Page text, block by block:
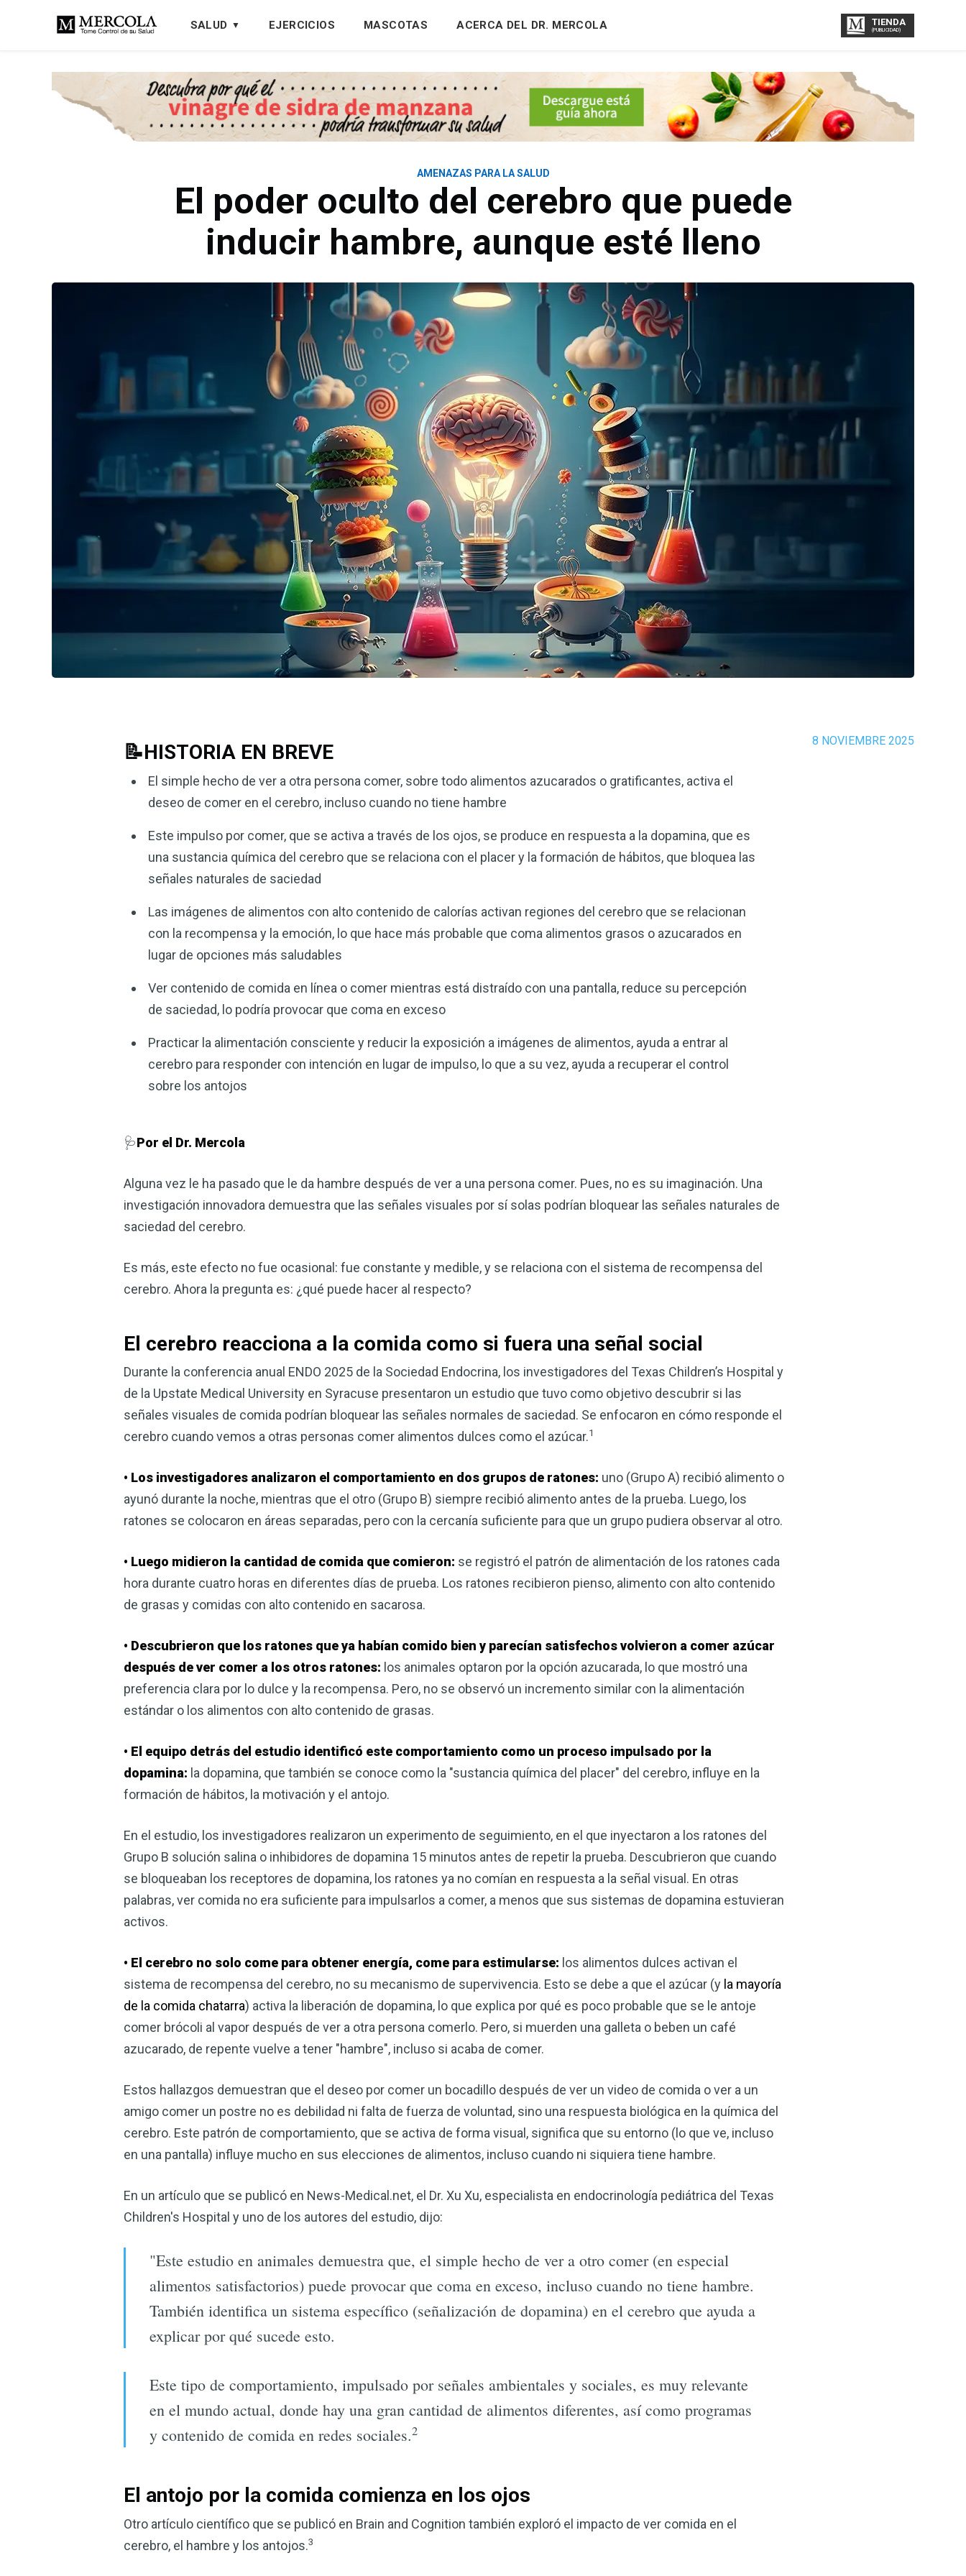
SALUD EJERCICIOS MASCOTAS ACERCA DEL DR. MERCOLA TIENDA
(PUBLICIDAD)
AMENAZAS PARA LA SALUD
El poder oculto del cerebro que puede
inducir hambre, aunque esté lleno
8 NOVIEMBRE 2025
📝HISTORIA EN BREVE
El simple hecho de ver a otra persona comer, sobre todo alimentos azucarados o gratificantes, activa el
deseo de comer en el cerebro, incluso cuando no tiene hambre
Este impulso por comer, que se activa a través de los ojos, se produce en respuesta a la dopamina, que es
una sustancia química del cerebro que se relaciona con el placer y la formación de hábitos, que bloquea las
señales naturales de saciedad
Las imágenes de alimentos con alto contenido de calorías activan regiones del cerebro que se relacionan
con la recompensa y la emoción, lo que hace más probable que coma alimentos grasos o azucarados en
lugar de opciones más saludables
Ver contenido de comida en línea o comer mientras está distraído con una pantalla, reduce su percepción
de saciedad, lo podría provocar que coma en exceso
Practicar la alimentación consciente y reducir la exposición a imágenes de alimentos, ayuda a entrar al
cerebro para responder con intención en lugar de impulso, lo que a su vez, ayuda a recuperar el control
sobre los antojos
🩺Por el Dr. Mercola
Alguna vez le ha pasado que le da hambre después de ver a una persona comer. Pues, no es su imaginación. Una
investigación innovadora demuestra que las señales visuales por sí solas podrían bloquear las señales naturales de
saciedad del cerebro.
Es más, este efecto no fue ocasional: fue constante y medible, y se relaciona con el sistema de recompensa del
cerebro. Ahora la pregunta es: ¿qué puede hacer al respecto?
El cerebro reacciona a la comida como si fuera una señal social
Durante la conferencia anual ENDO 2025 de la Sociedad Endocrina, los investigadores del Texas Children’s Hospital y
de la Upstate Medical University en Syracuse presentaron un estudio que tuvo como objetivo descubrir si las
señales visuales de comida podrían bloquear las señales normales de saciedad. Se enfocaron en cómo responde el
cerebro cuando vemos a otras personas comer alimentos dulces como el azúcar.1
• Los investigadores analizaron el comportamiento en dos grupos de ratones: uno (Grupo A) recibió alimento o
ayunó durante la noche, mientras que el otro (Grupo B) siempre recibió alimento antes de la prueba. Luego, los
ratones se colocaron en áreas separadas, pero con la cercanía suficiente para que un grupo pudiera observar al otro.
• Luego midieron la cantidad de comida que comieron: se registró el patrón de alimentación de los ratones cada
hora durante cuatro horas en diferentes días de prueba. Los ratones recibieron pienso, alimento con alto contenido
de grasas y comidas con alto contenido en sacarosa.
• Descubrieron que los ratones que ya habían comido bien y parecían satisfechos volvieron a comer azúcar
después de ver comer a los otros ratones: los animales optaron por la opción azucarada, lo que mostró una
preferencia clara por lo dulce y la recompensa. Pero, no se observó un incremento similar con la alimentación
estándar o los alimentos con alto contenido de grasas.
• El equipo detrás del estudio identificó este comportamiento como un proceso impulsado por la
dopamina: la dopamina, que también se conoce como la "sustancia química del placer" del cerebro, influye en la
formación de hábitos, la motivación y el antojo.
En el estudio, los investigadores realizaron un experimento de seguimiento, en el que inyectaron a los ratones del
Grupo B solución salina o inhibidores de dopamina 15 minutos antes de repetir la prueba. Descubrieron que cuando
se bloqueaban los receptores de dopamina, los ratones ya no comían en respuesta a la señal visual. En otras
palabras, ver comida no era suficiente para impulsarlos a comer, a menos que sus sistemas de dopamina estuvieran
activos.
• El cerebro no solo come para obtener energía, come para estimularse: los alimentos dulces activan el
sistema de recompensa del cerebro, no su mecanismo de supervivencia. Esto se debe a que el azúcar (y la mayoría
de la comida chatarra) activa la liberación de dopamina, lo que explica por qué es poco probable que se le antoje
comer brócoli al vapor después de ver a otra persona comerlo. Pero, si muerden una galleta o beben un café
azucarado, de repente vuelve a tener "hambre", incluso si acaba de comer.
Estos hallazgos demuestran que el deseo por comer un bocadillo después de ver un video de comida o ver a un
amigo comer un postre no es debilidad ni falta de fuerza de voluntad, sino una respuesta biológica en la química del
cerebro. Este patrón de comportamiento, que se activa de forma visual, significa que su entorno (lo que ve, incluso
en una pantalla) influye mucho en sus elecciones de alimentos, incluso cuando ni siquiera tiene hambre.
En un artículo que se publicó en News-Medical.net, el Dr. Xu Xu, especialista en endocrinología pediátrica del Texas
Children's Hospital y uno de los autores del estudio, dijo:
"Este estudio en animales demuestra que, el simple hecho de ver a otro comer (en especial
alimentos satisfactorios) puede provocar que coma en exceso, incluso cuando no tiene hambre.
También identifica un sistema específico (señalización de dopamina) en el cerebro que ayuda a
explicar por qué sucede esto.
Este tipo de comportamiento, impulsado por señales ambientales y sociales, es muy relevante
en el mundo actual, donde hay una gran cantidad de alimentos diferentes, así como programas
y contenido de comida en redes sociales.2
El antojo por la comida comienza en los ojos
Otro artículo científico que se publicó en Brain and Cognition también exploró el impacto de ver comida en el
cerebro, el hambre y los antojos.3
Mejore su salud de forma natural con el
vinagre de sidra de manzana — Obtenga
El vinagre de sidra de manzana (VSM) es uno de los
remedios más versátiles de la naturaleza, ya sea que
complemento para su rutina de salud.
¡Descubra todo lo que el VSM puede hacer por su salud!